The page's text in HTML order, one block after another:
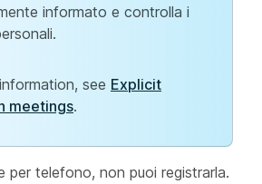
informato e controlla i
see Explicit
meetings.
per telefono, non puoi registrarla.